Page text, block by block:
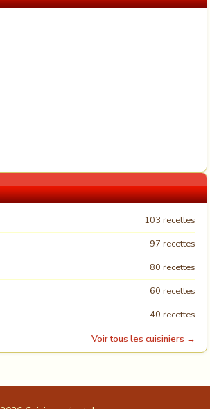
103 recettes
97 recettes
80 recettes
60 recettes
40 recettes
Voir tous les cuisiniers →